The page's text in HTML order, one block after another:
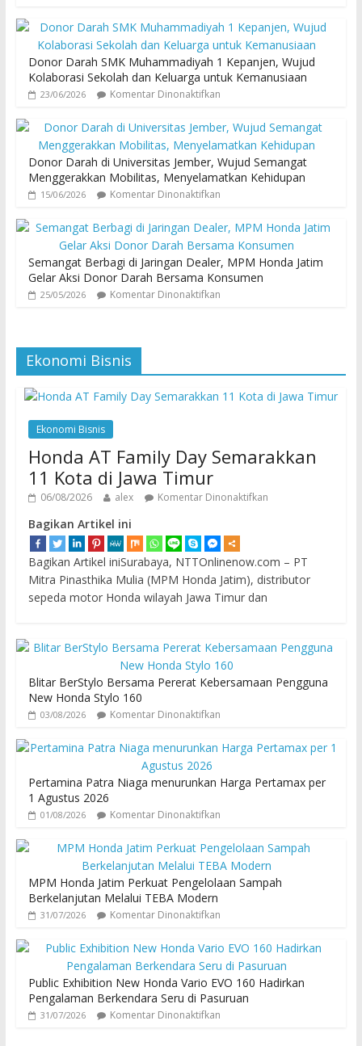
Donor Darah SMK Muhammadiyah 1 Kepanjen, Wujud
Kolaborasi Sekolah dan Keluarga untuk Kemanusiaan
23/06/2026 Komentar Dinonaktifkan
Donor Darah di Universitas Jember, Wujud Semangat
Menggerakkan Mobilitas, Menyelamatkan Kehidupan
15/06/2026 Komentar Dinonaktifkan
Semangat Berbagi di Jaringan Dealer, MPM Honda Jatim
Gelar Aksi Donor Darah Bersama Konsumen
25/05/2026 Komentar Dinonaktifkan
Ekonomi Bisnis
Ekonomi Bisnis
Honda AT Family Day Semarakkan
11 Kota di Jawa Timur
06/08/2026 alex Komentar Dinonaktifkan
Bagikan Artikel ini
Bagikan Artikel iniSurabaya, NTTOnlinenow.com – PT
Mitra Pinasthika Mulia (MPM Honda Jatim), distributor
sepeda motor Honda wilayah Jawa Timur dan
Blitar BerStylo Bersama Pererat Kebersamaan Pengguna
New Honda Stylo 160
03/08/2026 Komentar Dinonaktifkan
Pertamina Patra Niaga menurunkan Harga Pertamax per
1 Agustus 2026
01/08/2026 Komentar Dinonaktifkan
MPM Honda Jatim Perkuat Pengelolaan Sampah
Berkelanjutan Melalui TEBA Modern
31/07/2026 Komentar Dinonaktifkan
Public Exhibition New Honda Vario EVO 160 Hadirkan
Pengalaman Berkendara Seru di Pasuruan
31/07/2026 Komentar Dinonaktifkan